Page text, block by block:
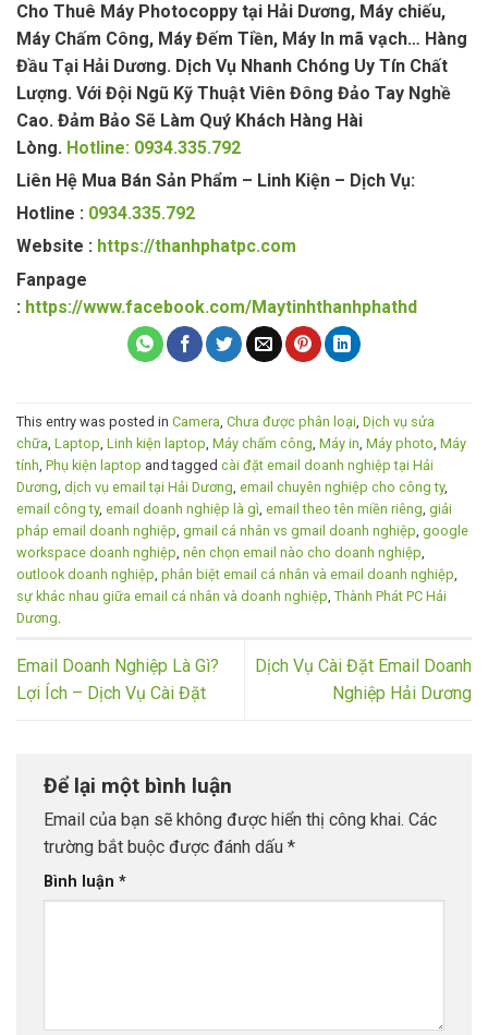
Cho Thuê Máy Photocoppy tại Hải Dương, Máy chiếu,
Máy Chấm Công, Máy Đếm Tiền, Máy In mã vạch… Hàng
Đầu Tại Hải Dương. Dịch Vụ Nhanh Chóng Uy Tín Chất
Lượng. Với Đội Ngũ Kỹ Thuật Viên Đông Đảo Tay Nghề
Cao. Đảm Bảo Sẽ Làm Quý Khách Hàng Hài
Lòng. Hotline: 0934.335.792
Liên Hệ Mua Bán Sản Phẩm – Linh Kiện – Dịch Vụ:
Hotline : 0934.335.792
Website : https://thanhphatpc.com
Fanpage
: https://www.facebook.com/Maytinhthanhphathd
This entry was posted in Camera Chưa được phân loại Dịch vụ sửa
chữa Laptop Linh kiện laptop Máy chấm công Máy in Máy photo Máy
tính Phụ kiện laptop and tagged cài đặt email doanh nghiệp tại Hải
Dương dịch vụ email tại Hải Dương email chuyên nghiệp cho công ty,
email công ty, email doanh nghiệp là gì email theo tên miền riêng giải
pháp email doanh nghiệp gmail cá nhân vs gmail doanh nghiệp google
workspace doanh nghiệp nên chọn email nào cho doanh nghiệp
outlook doanh nghiệp phân biệt email cá nhân và email doanh nghiệp
sự khác nhau giữa email cá nhân và doanh nghiệp Thành Phát PC Hải
Dương
Email Doanh Nghiệp Là Gì?
Lợi Ích – Dịch Vụ Cài Đặt
Dịch Vụ Cài Đặt Email Doanh
Nghiệp Hải Dương
Để lại một bình luận
Email của bạn sẽ không được hiển thị công khai. Các
trường bắt buộc được đánh dấu *
Bình luận *